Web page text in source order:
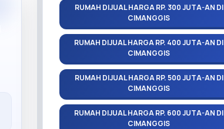
RUMAH DIJUAL HARGA RP. 300 JUTA-AN DI
CIMANGGIS
RUMAH DIJUAL HARGA RP. 400 JUTA-AN DI
CIMANGGIS
RUMAH DIJUAL HARGA RP. 500 JUTA-AN DI
CIMANGGIS
RUMAH DIJUAL HARGA RP. 600 JUTA-AN DI
CIMANGGIS